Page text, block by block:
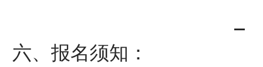
六、报名须知：